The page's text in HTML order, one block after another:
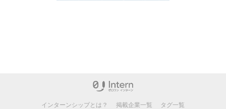
インターンシップとは？ 掲載企業一覧
タグ一覧